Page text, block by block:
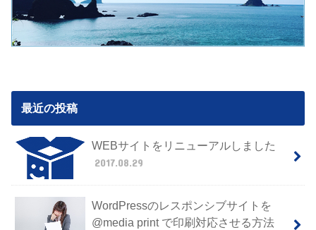
最近の投稿
WEBサイトをリニューアルしました
2017.08.29
WordPressのレスポンシブサイトを
@media print で印刷対応させる方法